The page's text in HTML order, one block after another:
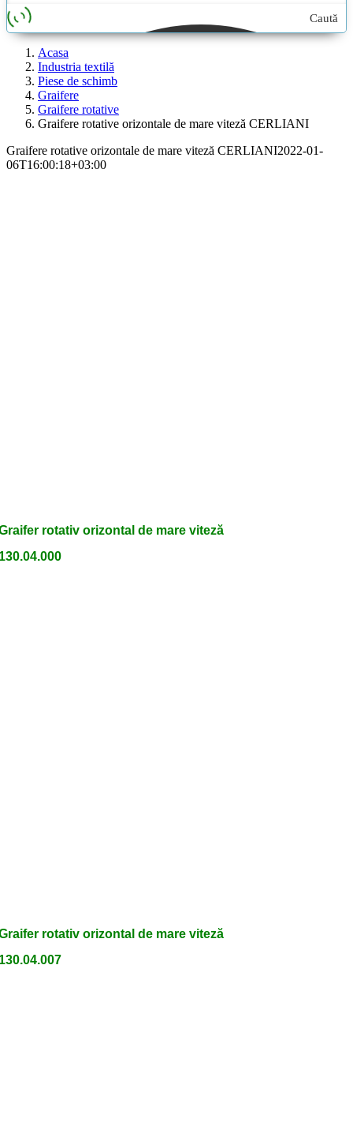
Caută
Acasa
Industria textilă
Piese de schimb
Graifere
Graifere rotative
Graifere rotative orizontale de mare viteză CERLIANI
Graifere rotative orizontale de mare viteză CERLIANI2022-01-
06T16:00:18+03:00
rotativ orizontal de mare viteză
rotativ orizontal de mare viteză